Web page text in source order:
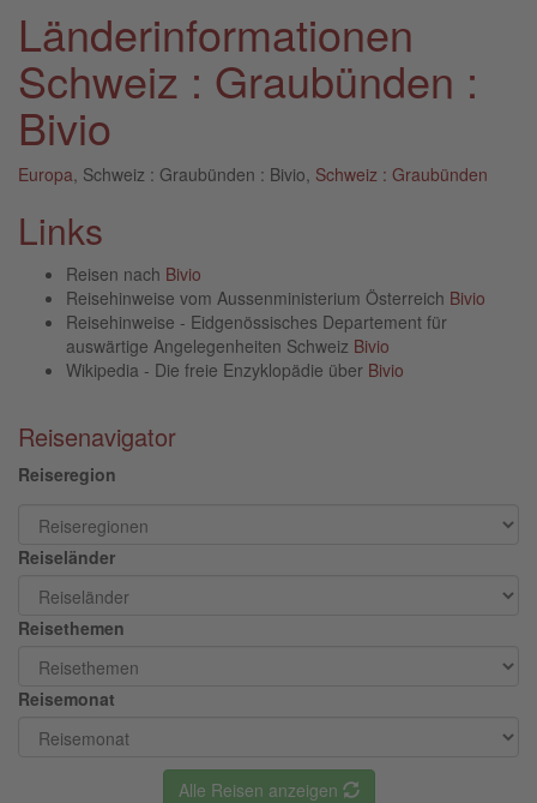
Länderinformationen
Schweiz : Graubünden :
Bivio
Europa , Schweiz : Graubünden : Bivio, Schweiz : Graubünden
Links
Reisen nach Bivio
Reisehinweise vom Aussenministerium Österreich Bivio
Reisehinweise - Eidgenössisches Departement für
auswärtige Angelegenheiten Schweiz Bivio
Wikipedia - Die freie Enzyklopädie über Bivio
Reisenavigator
Reiseregion
Reiseländer
Reisethemen
Reisemonat
Alle Reisen anzeigen